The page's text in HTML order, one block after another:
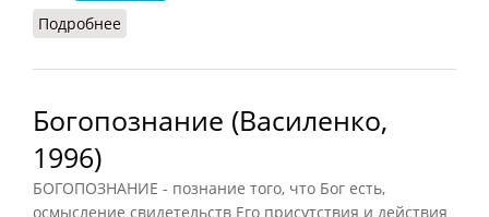
Подробнее
Богопознание (Василенко,
1996)
БОГОПОЗНАНИЕ - познание того, что Бог есть,
осмысление свидетельств Его присутствия и действия